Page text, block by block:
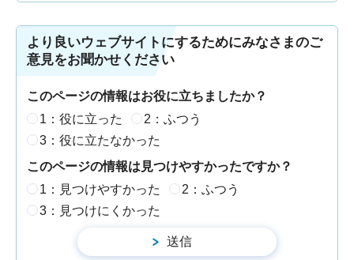
より良いウェブサイトにするためにみなさまのご
意見をお聞かせください
このページの情報はお役に立ちましたか？
1：役に立った
2：ふつう
3：役に立たなかった
このページの情報は見つけやすかったですか？
1：見つけやすかった
2：ふつう
3：見つけにくかった